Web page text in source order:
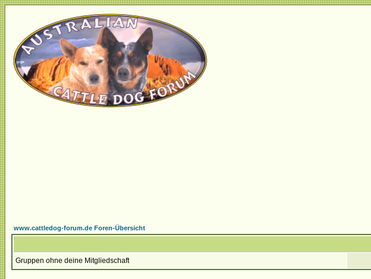
www.cattledog-forum.de Foren-Übersicht
Gruppen ohne deine Mitgliedschaft